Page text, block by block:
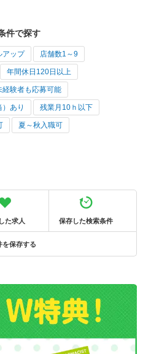
件で探す
アップ 店舗数1～9
年間休日120日以上
経験者も応募可能
あり 残業月10ｈ以下
夏～秋入職可
た求人 保存した検索条件
を保存する